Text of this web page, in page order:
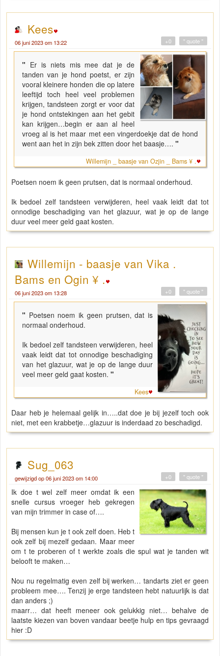
Kees
06 juni 2023 om 13:22 " quote "
+0
" Er is niets mis mee dat je de
tanden van je hond poetst, er zijn
vooral kleinere honden die op latere
leeftijd toch heel veel problemen
krijgen, tandsteen zorgt er voor dat
je hond ontstekingen aan het gebit
kan krijgen…begin er aan al heel
vroeg al is het maar met een vingerdoekje dat de hond
went aan het in zijn bek zitten door het baasje…. "
Willemijn _ baasje van Ozjin _ Bams ¥ .
Poetsen noem ik geen prutsen, dat is normaal onderhoud.
Ik bedoel zelf tandsteen verwijderen, heel vaak leidt dat tot
onnodige beschadiging van het glazuur, wat je op de lange
duur veel meer geld gaat kosten.
Willemijn - baasje van Vika .
Bams en Ogin ¥ .
06 juni 2023 om 13:28 " quote "
+0
" Poetsen noem ik geen prutsen, dat is
normaal onderhoud.
Ik bedoel zelf tandsteen verwijderen, heel
vaak leidt dat tot onnodige beschadiging
van het glazuur, wat je op de lange duur
veel meer geld gaat kosten. "
Kees
Daar heb je helemaal gelijk in…..dat doe je bij jezelf toch ook
niet, met een krabbetje…glazuur is inderdaad zo beschadigd.
Sug_063
gewijzigd op 06 juni 2023 om 14:00 " quote "
+0
Ik doe t wel zelf meer omdat ik een
snelle cursus vroeger heb gekregen
van mijn trimmer in case of….
Bij mensen kun je t ook zelf doen. Heb t
ook zelf bij mezelf gedaan. Maar meer
om t te proberen of t werkte zoals die spul wat je tanden wit
belooft te maken…
Nou nu regelmatig even zelf bij werken… tandarts ziet er geen
probleem mee…. Tenzij je erge tandsteen hebt natuurlijk is dat
dan anders ;)
maarr… dat heeft meneer ook gelukkig niet… behalve de
laatste kiezen van boven vandaar beetje hulp en tips gevraagd
hier :D